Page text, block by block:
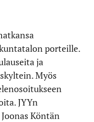
porteille.
ja
Myös
JYYn
Köntän